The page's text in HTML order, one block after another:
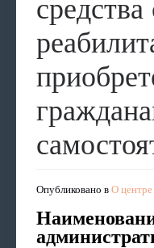
Опубликовано вО центре